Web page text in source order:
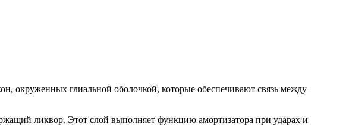
окруженных глиальной оболочкой, которые обеспечивают связь между
ликвор. Этот слой выполняет функцию амортизатора при ударах и